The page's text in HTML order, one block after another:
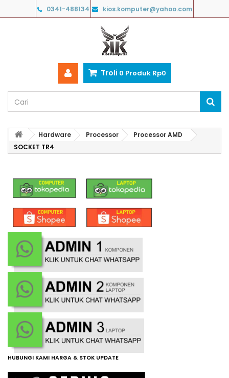
0341-488134 kios.komputer@yahoo.com
Troli 0 Produk Rp‎0
Hardware Processor
Processor AMD
SOCKET TR4
HUBUNGI KAMI HARGA & STOK UPDATE